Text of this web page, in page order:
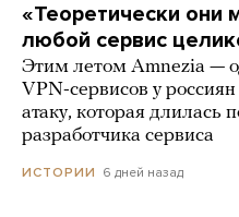
«Теоретически они
любой сервис
Этим летом Amnezia —
VPN-сервисов у
атаку, которая длилась
разработчика сервиса
ИСТОРИИ 6 дней назад